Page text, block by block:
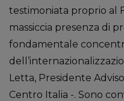
testimoniata proprio al
massiccia presenza di
fondamentale
Letta, Presidente
Centro Italia -. Sono